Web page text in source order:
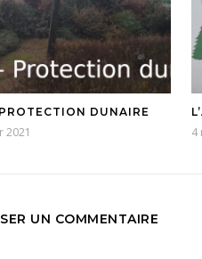
DUNAIRE
2021 4
UN COMMENTAIRE